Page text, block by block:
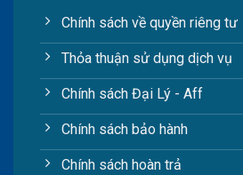
Chính sách về quyền riêng tư
Thỏa thuận sử dụng dịch vụ
Chính sách Đại Lý - Aff
Chính sách bảo hành
Chính sách hoàn trả